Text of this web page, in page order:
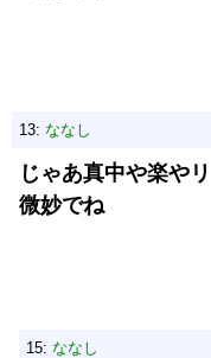
13: ななし
じゃあ真中や楽や
微妙でね
15: ななし